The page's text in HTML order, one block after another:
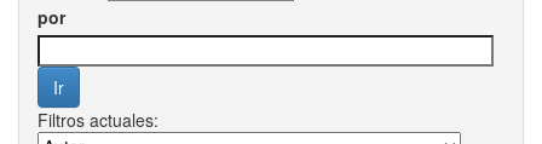
por
Filtros actuales: